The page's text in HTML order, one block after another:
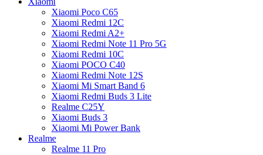
Xiaomi Poco C65
Xiaomi Redmi 12C
Xiaomi Redmi A2+
Xiaomi Redmi Note 11 Pro 5G
Xiaomi Redmi 10C
Xiaomi POCO C40
Xiaomi Redmi Note 12S
Xiaomi Mi Smart Band 6
Xiaomi Redmi Buds 3 Lite
Realme C25Y
Xiaomi Buds 3
Xiaomi Mi Power Bank
Realme
Realme 11 Pro